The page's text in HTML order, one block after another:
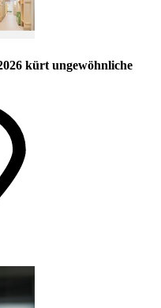
kürt ungewöhnliche